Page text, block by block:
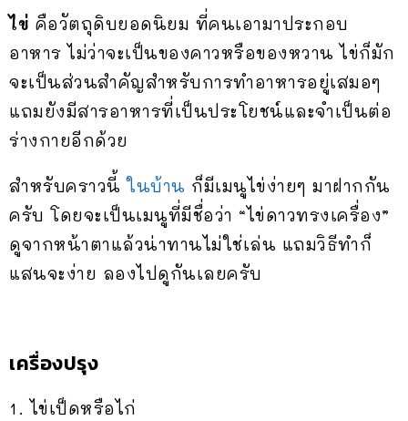
ไข่ คือวัตถุดิบยอดนิยม ที่คนเอามาประกอบ
อาหาร ไม่ว่าจะเป็นของคาวหรือของหวาน ไข่ก็มัก
จะเป็นส่วนสำคัญสำหรับการทำอาหารอยู่เสมอๆ
แถมยังมีสารอาหารที่เป็นประโยชน์และจำเป็นต่อ
ร่างกายอีกด้วย
สำหรับคราวนี้ในบ้าน ก็มีเมนูไข่ง่ายๆ มาฝากกัน
ครับ โดยจะเป็นเมนูที่มีชื่อว่า “ไข่ดาวทรงเครื่อง”
ดูจากหน้าตาแล้วน่าทานไม่ใช่เล่น แถมวิธีทำก็
แสนจะง่าย ลองไปดูกันเลยครับ
เครื่องปรุง
1. ไข่เป็ดหรือไก่